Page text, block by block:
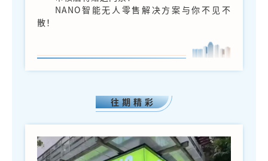
NANO智能无人零售解决方案与你不见不
散！
往 期 精 彩